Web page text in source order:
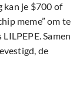
kan je $700 of
meme” om te
Samen
de